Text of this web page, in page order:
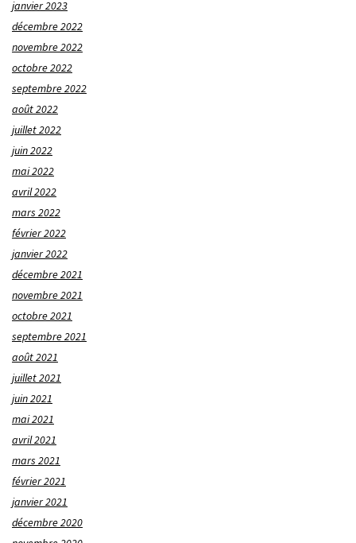
janvier 2023
décembre 2022
novembre 2022
octobre 2022
septembre 2022
août 2022
juillet 2022
juin 2022
mai 2022
avril 2022
mars 2022
février 2022
janvier 2022
décembre 2021
novembre 2021
octobre 2021
septembre 2021
août 2021
juillet 2021
juin 2021
mai 2021
avril 2021
mars 2021
février 2021
janvier 2021
décembre 2020